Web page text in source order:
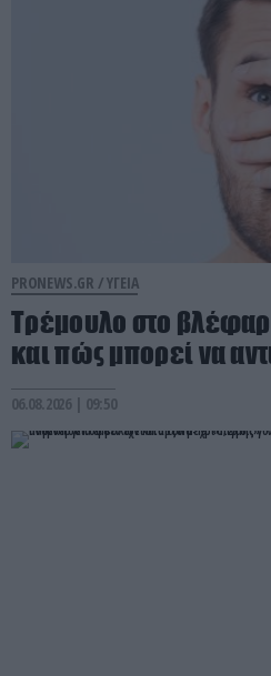
PRONEWS.GR /ΥΓΕΙΑ
Τρέμουλο στο
και πώς μπορεί να
06.08.2026 | 09:50